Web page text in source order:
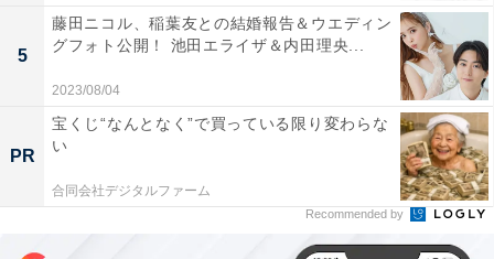
5
藤田ニコル、稲葉友との結婚報告＆ウエディン
グフォト公開！ 池田エライザ＆内田理央...
2023/08/04
PR
宝くじ“なんとなく”で買っている限り変わらな
い
合同会社デジタルファーム
Recommended by